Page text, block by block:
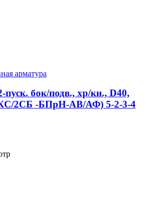
арматура
пуск. бок/подв., хр/кн., D40,
2СБ -БПрН-АВ/АФ) 5-2-3-4